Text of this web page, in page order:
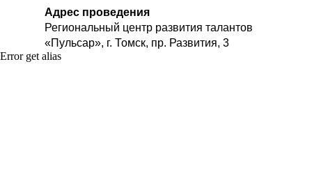
Адрес проведения
Региональный центр развития талантов
«Пульсар», г. Томск, пр. Развития, 3
Error get alias